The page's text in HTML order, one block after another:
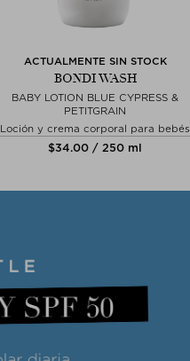
ACTUALMENTE SIN STOCK
BONDI WASH
BABY LOTION BLUE CYPRESS &
PETITGRAIN
Loción y crema corporal para bebés
$‌34.00 / 250 ml